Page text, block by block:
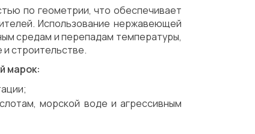
Сертификация Доставка
по геометрии, что обеспечивает
Использование нержавеющей
средам и перепадам температуры,
строительстве.
марок:
морской воде и агрессивным